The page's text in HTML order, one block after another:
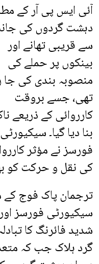
آئی ایس پی آر کے
دہشت گردوں کی
سے قریبی تھانے اور
بینکوں پر حملے کی
منصوبہ بندی کی جا
تھی، جسے بروقت
کارروائی کے ذریعے
بنا دیا گیا۔ سیکیورٹی
فورسز نے مؤثر
کی نقل و حرکت کو
ترجمان پاک فوج کے
سیکیورٹی فورسز
گرد ہلاک جب کہ